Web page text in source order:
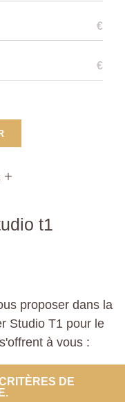
€
€
t1
proposer dans la
Studio T1 pour le
à vous :
DE